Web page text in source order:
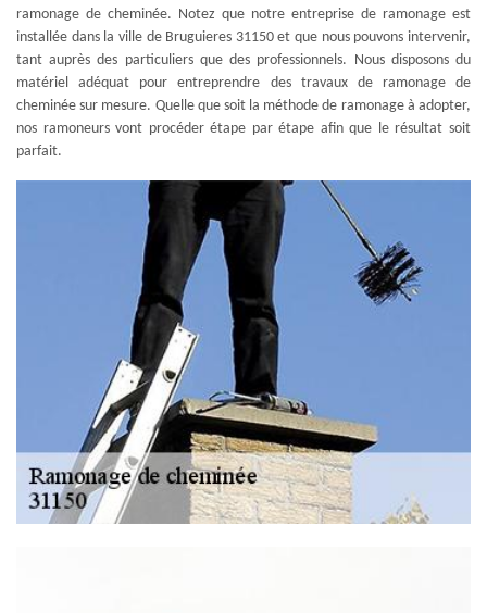
ramonage de cheminée. Notez que notre entreprise de ramonage est
installée dans la ville de Bruguieres 31150 et que nous pouvons intervenir,
tant auprès des particuliers que des professionnels. Nous disposons du
matériel adéquat pour entreprendre des travaux de ramonage de
cheminée sur mesure. Quelle que soit la méthode de ramonage à adopter,
nos ramoneurs vont procéder étape par étape afin que le résultat soit
parfait.